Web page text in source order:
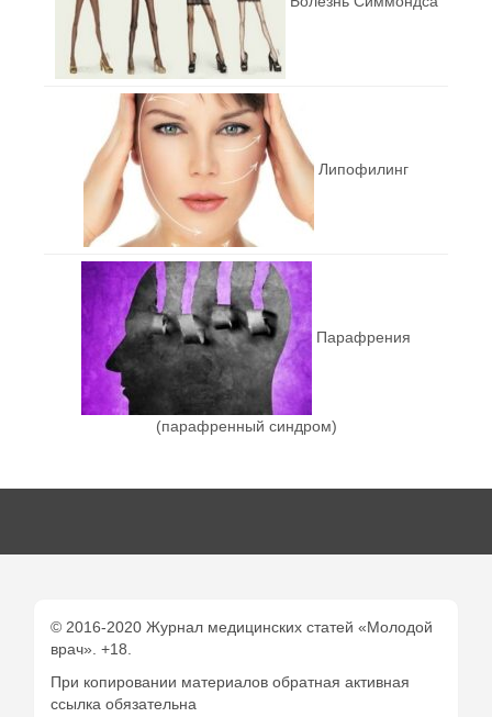
Липофилинг
Парафрения
(парафренный синдром)
© 2016-2020 Журнал медицинских статей «Молодой
врач». +18.
При копировании материалов обратная активная
ссылка обязательна